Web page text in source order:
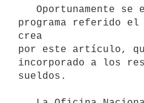
programa referido el
crea
por este artículo,
incorporado a los
sueldos.